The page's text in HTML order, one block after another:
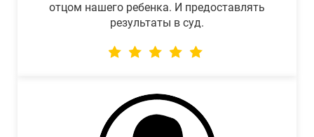
отцом нашего ребенка. И предоставлять
результаты в суд.